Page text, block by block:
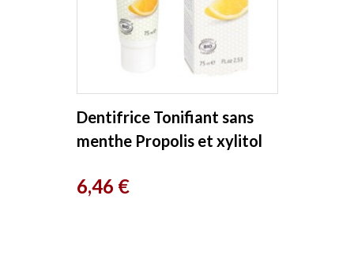
Dentifrice Tonifiant sans
menthe Propolis et xylitol
Prix
6,46 €